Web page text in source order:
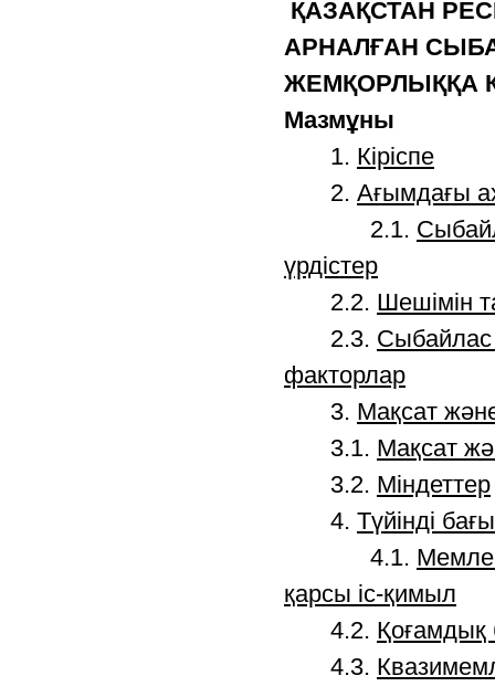
ҚАЗАҚСТАН
АРНАЛҒАН
ЖЕМҚОРЛЫҚҚА
Мазмұны
1. Кіріспе
2. Ағымдағы
2.1.
үрдістер
2.2. Шешімін
2.3. Сыбайлас
факторлар
3. Мақсат
3.1. Мақсат
3.2. Міндеттер
4. Түйінді
4.1.
қарсы іс-қимыл
4.2. Қоғамдық
4.3.